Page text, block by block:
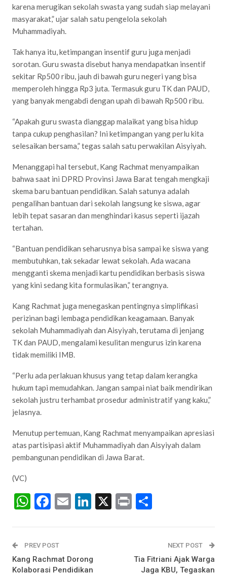
karena merugikan sekolah swasta yang sudah siap melayani
masyarakat,” ujar salah satu pengelola sekolah
Muhammadiyah.
Tak hanya itu, ketimpangan insentif guru juga menjadi
sorotan. Guru swasta disebut hanya mendapatkan insentif
sekitar Rp500 ribu, jauh di bawah guru negeri yang bisa
memperoleh hingga Rp3 juta. Termasuk guru TK dan PAUD,
yang banyak mengabdi dengan upah di bawah Rp500 ribu.
“Apakah guru swasta dianggap malaikat yang bisa hidup
tanpa cukup penghasilan? Ini ketimpangan yang perlu kita
selesaikan bersama,” tegas salah satu perwakilan Aisyiyah.
Menanggapi hal tersebut, Kang Rachmat menyampaikan
bahwa saat ini DPRD Provinsi Jawa Barat tengah mengkaji
skema baru bantuan pendidikan. Salah satunya adalah
pengalihan bantuan dari sekolah langsung ke siswa, agar
lebih tepat sasaran dan menghindari kasus seperti ijazah
tertahan.
“Bantuan pendidikan seharusnya bisa sampai ke siswa yang
membutuhkan, tak sekadar lewat sekolah. Ada wacana
mengganti skema menjadi kartu pendidikan berbasis siswa
yang kini sedang kita formulasikan,” terangnya.
Kang Rachmat juga menegaskan pentingnya simplifikasi
perizinan bagi lembaga pendidikan keagamaan. Banyak
sekolah Muhammadiyah dan Aisyiyah, terutama di jenjang
TK dan PAUD, mengalami kesulitan mengurus izin karena
tidak memiliki IMB.
“Perlu ada perlakuan khusus yang tetap dalam kerangka
hukum tapi memudahkan. Jangan sampai niat baik mendirikan
sekolah justru terhambat prosedur administratif yang kaku,”
jelasnya.
Menutup pertemuan, Kang Rachmat menyampaikan apresiasi
atas partisipasi aktif Muhammadiyah dan Aisyiyah dalam
pembangunan pendidikan di Jawa Barat.
(VC)
WhatsApp
Facebook
EmailLinkedIn
X Print
PREV POST
Kang Rachmat Dorong
Kolaborasi Pendidikan
NEXT POST
Tia Fitriani Ajak Warga
Jaga KBU, Tegaskan